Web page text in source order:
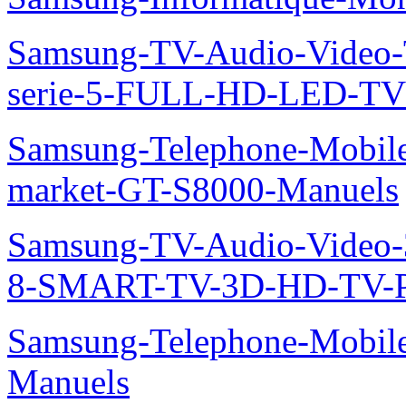
Samsung-TV-Audio-
serie-5-FULL-HD-LED-
Samsung-Telephone-
market-GT-S8000-Manuels
Samsung-TV-Audio-
8-SMART-TV-3D-HD-TV-
Samsung-Telephone-
Manuels